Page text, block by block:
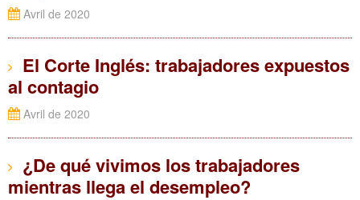
Avril de 2020
El Corte Inglés: trabajadores expuestos
al contagio
Avril de 2020
¿De qué vivimos los trabajadores
mientras llega el desempleo?